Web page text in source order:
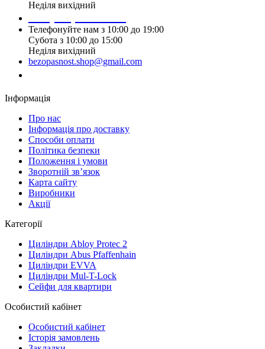
Неділя вихідний
Телефонуйте нам з 10:00 до 19:00
Субота з 10:00 до 15:00
Неділя вихідний
bezopasnost.shop@gmail.com
Інформація
Про нас
Iнформація про доставку
Способи оплати
Політика безпеки
Положення і умови
Зворотній зв’язок
Карта сайту
Виробники
Акції
Категорії
Циліндри Abloy Protec 2
Циліндри Abus Pfaffenhain
Циліндри EVVA
Циліндри Mul-T-Lock
Сейфи для квартири
Особистий кабінет
Особистий кабінет
Історія замовлень